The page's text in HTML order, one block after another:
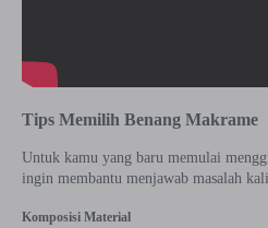
Tips Memilih Benang Makrame
Untuk kamu yang baru memulai
ingin membantu menjawab masalah
Komposisi Material